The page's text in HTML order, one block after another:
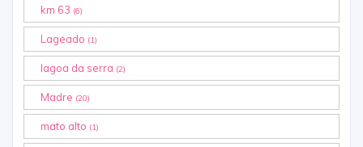
km 63 (6)
Lageado (1)
lagoa da serra (2)
Madre (20)
mato alto (1)